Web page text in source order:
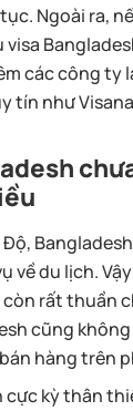
Ngoài ra,
visa
các công ty
tín như
về du lịch.
rất thuần
cũng
hàng trên
cực kỳ thân